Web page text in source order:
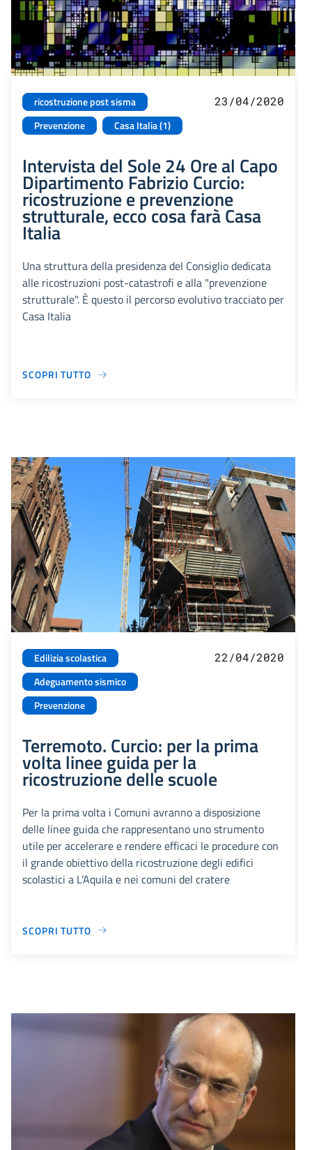
ricostruzione post sisma
Prevenzione
Casa Italia (1)
23/04/2020
Intervista del Sole 24 Ore al Capo
Dipartimento Fabrizio Curcio:
ricostruzione e prevenzione
strutturale, ecco cosa farà Casa
Italia
Una struttura della presidenza del Consiglio dedicata
alle ricostruzioni post-catastrofi e alla "prevenzione
strutturale". È questo il percorso evolutivo tracciato per
Casa Italia
SCOPRI TUTTO
Edilizia scolastica
Adeguamento sismico
Prevenzione
22/04/2020
Terremoto. Curcio: per la prima
volta linee guida per la
ricostruzione delle scuole
Per la prima volta i Comuni avranno a disposizione
delle linee guida che rappresentano uno strumento
utile per accelerare e rendere efficaci le procedure con
il grande obiettivo della ricostruzione degli edifici
scolastici a L’Aquila e nei comuni del cratere
SCOPRI TUTTO